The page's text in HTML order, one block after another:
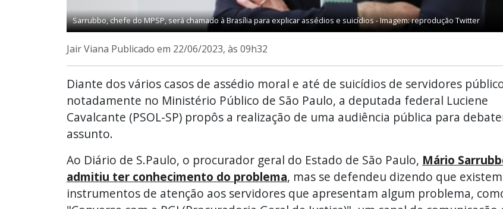
Sarrubbo, chefe do MPSP, será chamado à Brasília para explicar assédios e suicídios - Imagem: reprodução Twitter
Jair Viana Publicado em 22/06/2023, às 09h32
Diante dos vários casos de assédio moral e até de suicídios de servidores
notadamente no Ministério Público de São Paulo, a deputada federal Luciene
Cavalcante (PSOL-SP) propôs a realização de uma audiência pública para
assunto.
Ao Diário de S.Paulo, o procurador geral do Estado de São Paulo, Mário
admitiu ter conhecimento do problema, mas se defendeu dizendo que existem
instrumentos de atenção aos servidores que apresentam algum problema,